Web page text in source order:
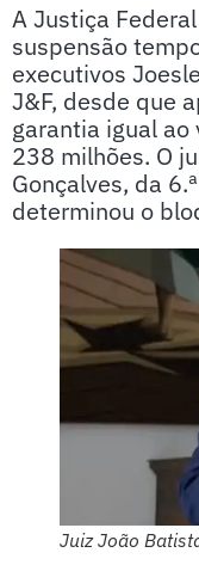
A Justiça
suspensão
executivos
J&F, desde que
garantia igual ao
238 milhões. O
Gonçalves, da
determinou o
Juiz João